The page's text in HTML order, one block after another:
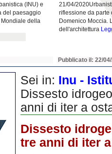
(INU) e
del paesaggio
della
21/04/
riflessione da parte
Domenico Moccia.
dell'architettura
Pubblicato il: 22/
Sei in: Inu -
Dissesto
anni di iter a
Dissesto
tre anni di iter